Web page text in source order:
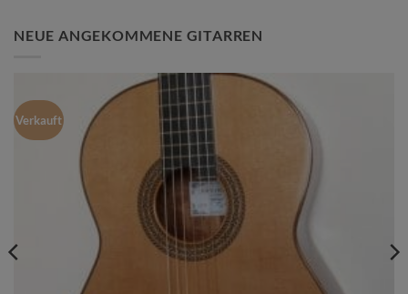
NEUE ANGEKOMMENE GITARREN
Verkauft